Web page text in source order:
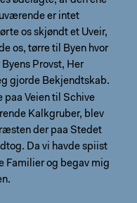
er intet
os skjøndt et Uveir,
os, tørre til Byen hvor
Provst, Her
gjorde Bekjendtskab.
paa Veien til Schive
Kalkgruber, blev
der paa Stedet
Da vi havde spiist
Familier og begav mig